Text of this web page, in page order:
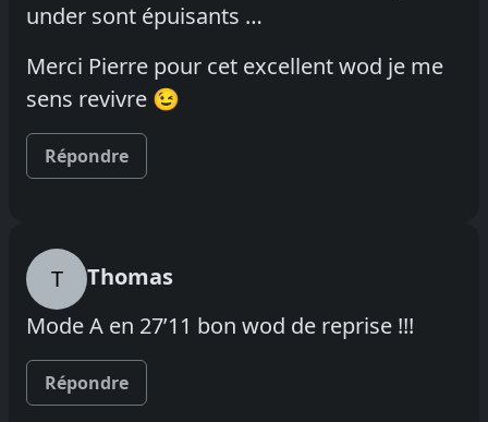
under sont épuisants …
Merci Pierre pour cet excellent wod je me
sens revivre 😉
Répondre
T
Thomas
Mode A en 27’11 bon wod de reprise !!!
Répondre